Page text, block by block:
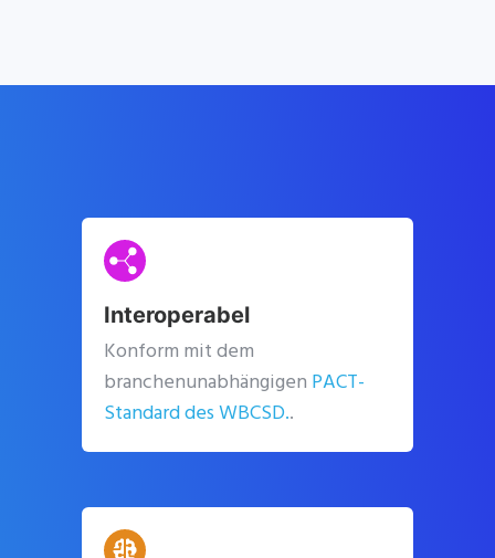
Interoperabel
Konform mit dem
branchenunabhängigen PACT-
Standard des WBCSD..